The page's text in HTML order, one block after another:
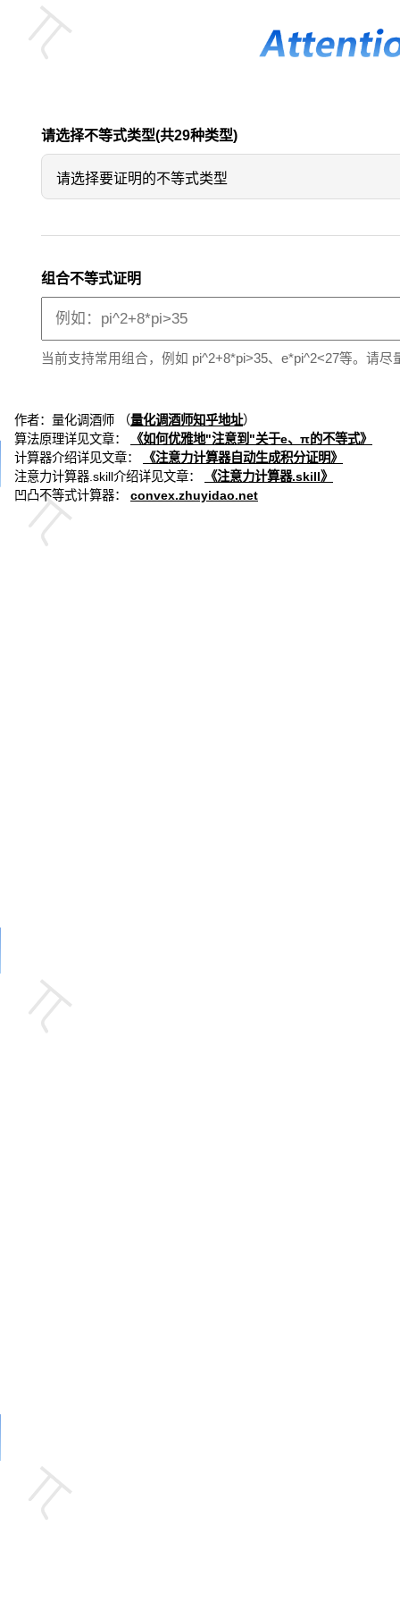
请选择不等式类型(共29种类型)
请选择要证明的不等式类型
组合不等式证明
当前支持常用组合，例如 pi^2+8*pi>35、e*pi^2<27等。请尽
作者： 量化调酒师 （量化调酒师知乎地址）
算法原理详见文章：
《如何优雅地"注意到"关于e、π的不等式》
计算器介绍详见文章：
《注意力计算器自动生成积分证明》
注意力计算器.skill介绍详见文章：
《注意力计算器.skill》
凹凸不等式计算器：
convex.zhuyidao.net